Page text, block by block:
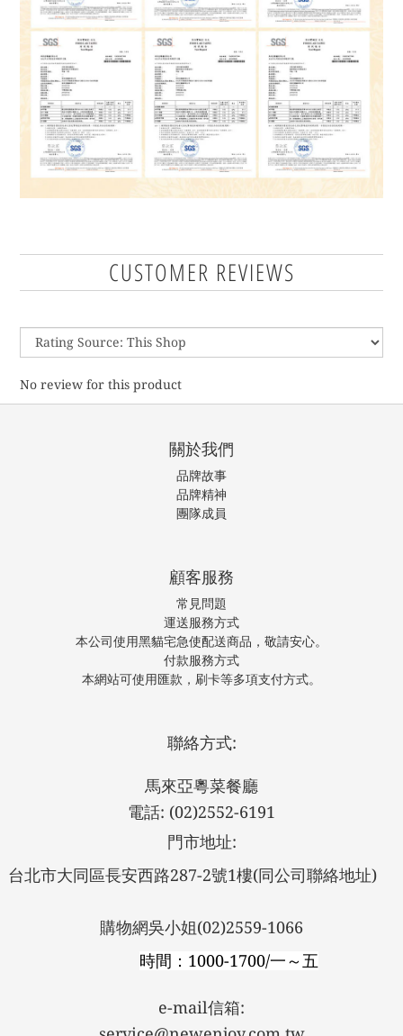
CUSTOMER REVIEWS
No review for this product
關於我們
品牌故事
品牌精神
團隊成員
顧客服務
常見問題
運送服務方式
本公司使用黑貓宅急使配送商品，敬請安心。
付款服務方式
本網站可使用匯款，刷卡等多項支付方式。
聯絡方式:
馬來亞粵菜餐廳
電話: (02)2552-6191
門市地址:
台北市大同區長安西路287-2號1樓(同公司聯絡地址)
購物網吳小姐(02)2559-1066
時間：1000-1700/一～五
e-mail信箱: